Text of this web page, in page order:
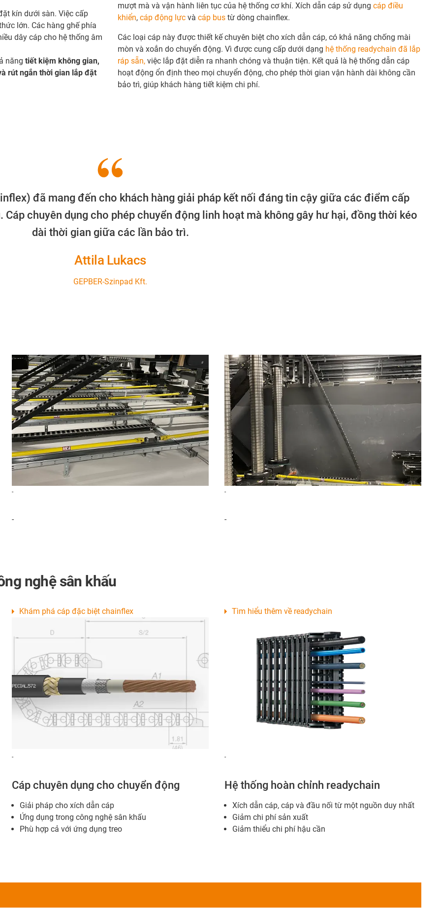
kín dưới sàn. Việc cấp
lớn. Các hàng ghế phía
dây cáp cho hệ thống âm
năng tiết kiệm không gian,
rút ngắn thời gian lắp đặt
mượt mà và vận hành liên tục của hệ thống cơ khí. Xích dẫn cáp sử dụng cáp điều
khiển, cáp động lực và cáp bus từ dòng chainflex.
Các loại cáp này được thiết kế chuyên biệt cho xích dẫn cáp, có khả năng chống mài
mòn và xoắn do chuyển động. Vì được cung cấp dưới dạng hệ thống readychain đã lắp
ráp sẵn, việc lắp đặt diễn ra nhanh chóng và thuận tiện. Kết quả là hệ thống dẫn cáp
hoạt động ổn định theo mọi chuyển động, cho phép thời gian vận hành dài không cần
bảo trì, giúp khách hàng tiết kiệm chi phí.
đã mang đến cho khách hàng giải pháp kết nối đáng tin cậy giữa các điểm cấp
chuyên dụng cho phép chuyển động linh hoạt mà không gây hư hại, đồng thời kéo
dài thời gian giữa các lần bảo trì.
Attila Lukacs
GEPBER-Szinpad Kft.
-
-
-
-
nghệ sân khấu
-
Cáp chuyên dụng cho chuyển động
Giải pháp cho xích dẫn cáp
Ứng dụng trong công nghệ sân khấu
Phù hợp cả với ứng dụng treo
Khám phá cáp đặc biệt chainflex
-
Hệ thống hoàn chỉnh readychain
Xích dẫn cáp, cáp và đầu nối từ một nguồn duy nhất
Giảm chi phí sản xuất
Giảm thiểu chi phí hậu cần
Tìm hiểu thêm về readychain